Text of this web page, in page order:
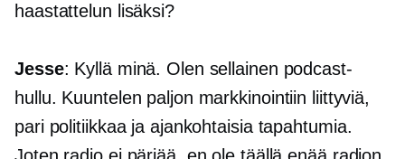
haastattelun lisäksi?
Jesse: Kyllä minä. Olen sellainen podcast-
hullu. Kuuntelen paljon markkinointiin liittyviä,
pari politiikkaa ja ajankohtaisia ​​tapahtumia.